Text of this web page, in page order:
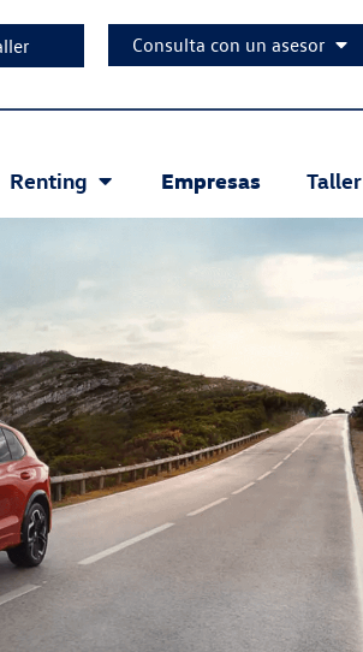
Consulta con un asesor
Renting Empresas Taller